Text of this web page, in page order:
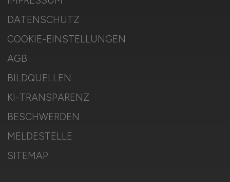
DATENSCHUTZ
COOKIE-EINSTELLUNGEN
AGB
BILDQUELLEN
KI-TRANSPARENZ
BESCHWERDEN
MELDESTELLE
SITEMAP